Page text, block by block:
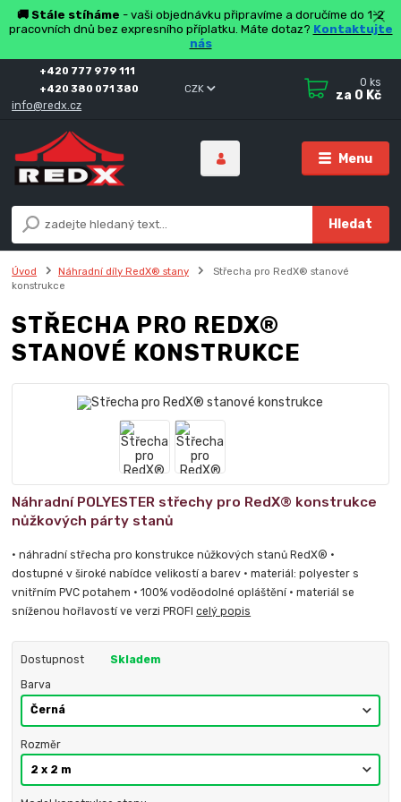
🚚 Stále stíháme - vaši objednávku připravíme a doručíme do 1-2
pracovních dnů bez expresního příplatku. Máte dotaz? Kontaktujte
nás
Menu
CZK
Hledat
+420 777 979 111
+420 380 071 380
info@redx.cz
0 ks
za 0 Kč
Úvod Náhradní díly RedX® stany
Střecha pro RedX® stanové
konstrukce
STŘECHA PRO REDX®
STANOVÉ KONSTRUKCE
Náhradní POLYESTER střechy pro RedX® konstrukce
nůžkových párty stanů
• náhradní střecha pro konstrukce nůžkových stanů RedX® •
dostupné v široké nabídce velikostí a barev • materiál: polyester s
vnitřním PVC potahem • 100% voděodolné opláštění • materiál se
sníženou hořlavostí ve verzi PROFIcelý popis
Dostupnost Skladem
Barva
Rozměr